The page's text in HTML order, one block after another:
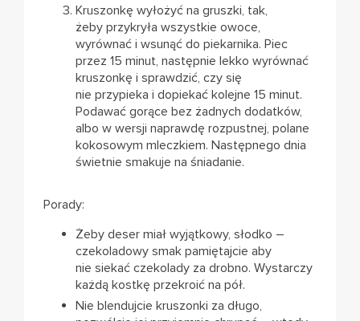
Kruszonkę wyłożyć na gruszki, tak,
żeby przykryła wszystkie owoce,
wyrównać i wsunąć do piekarnika. Piec
przez 15 minut, następnie lekko wyrównać
kruszonkę i sprawdzić, czy się
nie przypieka i dopiekać kolejne 15 minut.
Podawać gorące bez żadnych dodatków,
albo w wersji naprawdę rozpustnej, polane
kokosowym mleczkiem. Następnego dnia
świetnie smakuje na śniadanie.
Porady:
Żeby deser miał wyjątkowy, słodko –
czekoladowy smak pamiętajcie aby
nie siekać czekolady za drobno. Wystarczy
każdą kostkę przekroić na pół.
Nie blendujcie kruszonki za długo,